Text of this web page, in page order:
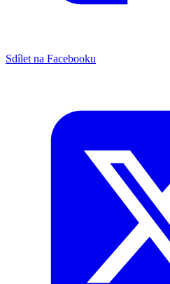
Sdílet na Facebooku